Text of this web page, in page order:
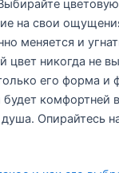
на свои
меняется и
цвет никогда не
его форма и
комфортней
Опирайтесь